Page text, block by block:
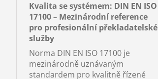
Kvalita se systémem: DIN EN ISO
17100 – Mezinárodní reference
pro profesionální překladatelské
služby
Norma DIN EN ISO 17100 je
mezinárodně uznávaným
standardem pro kvalitně řízené